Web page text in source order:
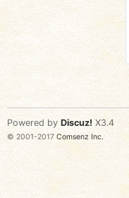
Powered by Discuz! X3.4
© 2001-2017 Comsenz Inc.